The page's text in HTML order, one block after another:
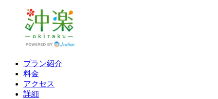
プラン紹介
料金
アクセス
詳細